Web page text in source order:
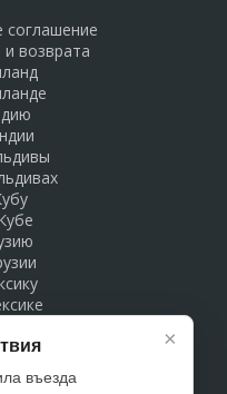
соглашение
возврата
×
въезда